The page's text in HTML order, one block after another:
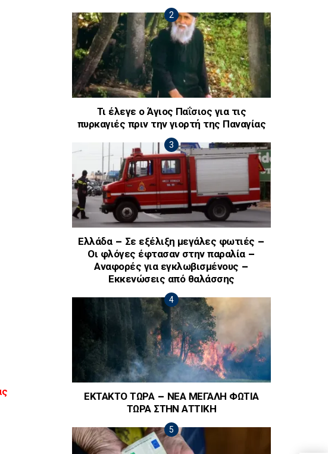
Τι έλεγε ο Άγιος Παΐσιος για τις
πυρκαγιές πριν την γιορτή της Παναγίας
Ελλάδα – Σε εξέλιξη μεγάλες φωτιές –
Οι φλόγες έφτασαν στην παραλία –
Αναφορές για εγκλωβισμένους –
Εκκενώσεις από θαλάσσης
ΕΚΤΑΚΤΟ ΤΩΡΑ – ΝΕΑ ΜΕΓΑΛΗ ΦΩΤΙΑ
ΤΩΡΑ ΣΤΗΝ ΑΤΤΙΚΗ